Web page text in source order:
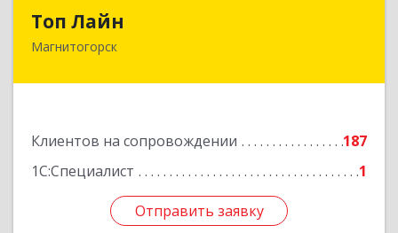
Топ Лайн
Магнитогорск
Клиентов на сопровождении
187
1С:Специалист
1
Отправить заявку
454000, Челябинская обл, Магнитогорск г,
Отправить заявку